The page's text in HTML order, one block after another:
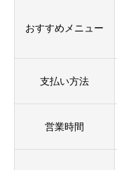
おすすめメニュー
支払い方法
営業時間